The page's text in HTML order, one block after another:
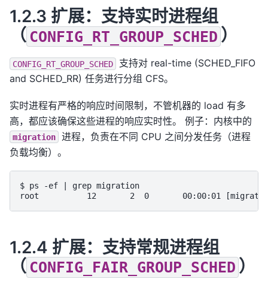
1.2.3 扩展：支持实时进程组
（ CONFIG_RT_GROUP_SCHED ）
CONFIG_RT_GROUP_SCHED
支持对 real-time (SCHED_FIFO
and SCHED_RR) 任务进行分组 CFS。
实时进程有严格的响应时间限制，不管机器的 load 有多
高，都应该确保这些进程的响应实时性。 例子：内核中的
migration
进程，负责在不同 CPU 之间分发任务（进程
负载均衡）。
$ ps -ef | grep migration
1.2.4 扩展：支持常规进程组
（ CONFIG_FAIR_GROUP_SCHED ）